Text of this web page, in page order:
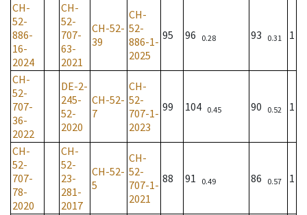
CH-
52-
886-
16-
2024
CH-
52-
707-
63-
2021
CH-52-
39
CH-
52-
886-1-
2025
95 96 0.28 93 0.31 1
CH-
52-
707-
36-
2022
DE-2-
245-
52-
2020
CH-52-
7
CH-
52-
707-1-
2023
99 104 0.45 90 0.52 1
CH-
52-
707-
78-
2020
CH-
52-
23-
281-
2017
CH-52-
5
CH-
52-
707-1-
2021
88 91 0.49 86 0.57 1